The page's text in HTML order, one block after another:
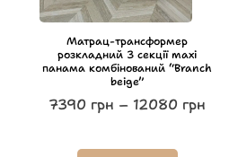
Матрац-трансформер
розкладний 3 секції maxi
панама комбінований “Branch
beige”
7390 грн – 12080 грн